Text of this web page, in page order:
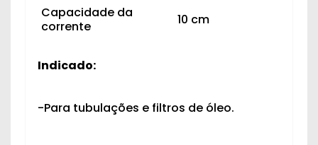
Capacidade da
corrente
10 cm
Indicado:
-Para tubulações e filtros de óleo.